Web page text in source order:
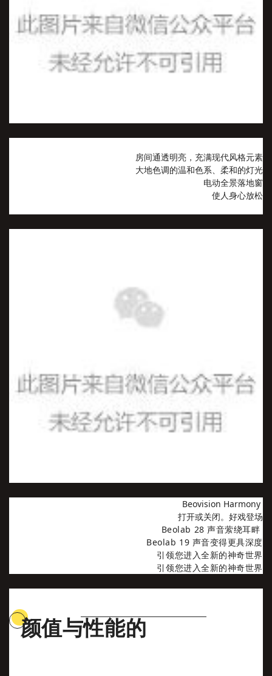
房间通透明亮，充满现代风格元素
大地色调的温和色系、柔和的灯光
电动全景落地窗
使人身心放松
Beovision Harmony
打开或关闭。好戏登场
Beolab 28 声音萦绕耳畔
Beolab 19 声音变得更具深度
引领您进入全新的神奇世界
引领您进入全新的神奇世界
颜值与性能的